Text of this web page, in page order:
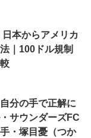
日本からアメリカ
｜100ドル規制
分の手で正解に
サウンダーズFC
・塚目憂（つか